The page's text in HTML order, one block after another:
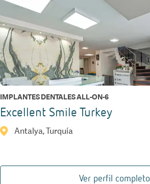
IMPLANTES DENTALES ALL-ON-6
Excellent Smile Turkey
Antalya, Turquía
Ver perfil completo